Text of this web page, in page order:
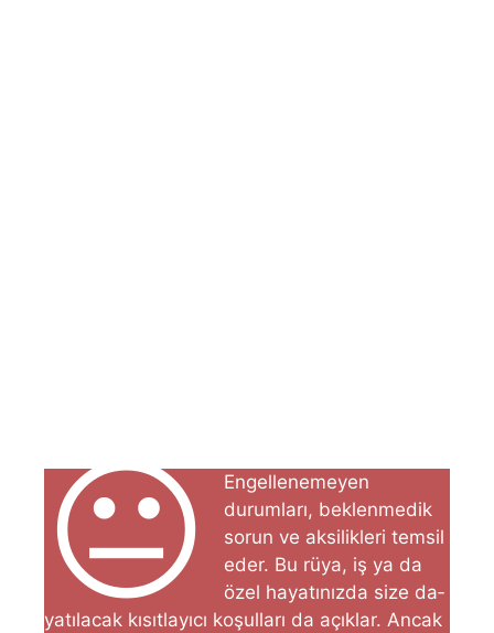
😐
Engellenemeyen
durumları, beklenmedik
sorun ve aksi­likleri temsil
eder. Bu rüya, iş ya da
özel hayatınızda size da­
yatılacak kısıtlayıcı koşulları da açıklar. Ancak